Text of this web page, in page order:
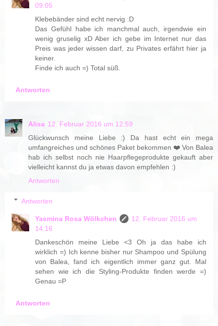
09:05
Klebebänder sind echt nervig :D
Das Gefühl habe ich manchmal auch, irgendwie ein
wenig gruselig xD Aber ich gebe im Internet nur das
Preis was jeder wissen darf, zu Privates erfährt hier ja
keiner.
Finde ich auch =) Total süß.
Antworten
Alisa 12. Februar 2016 um 12:59
Glückwunsch meine Liebe :) Da hast echt ein mega
umfangreiches und schönes Paket bekommen ❤️ Von Balea
hab ich selbst noch nie Haarpflegeprodukte gekauft aber
vielleicht kannst du ja etwas davon empfehlen :)
Antworten
Antworten
Yasmina Rosa Wölkchen
12. Februar 2016 um
14:16
Dankeschön meine Liebe <3 Oh ja das habe ich
wirklich =) Ich kenne bisher nur Shampoo und Spülung
von Balea, fand ich eigentlich immer ganz gut. Mal
sehen wie ich die Styling-Produkte finden werde =)
Genau =P
Antworten